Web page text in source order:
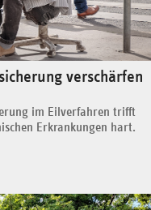
verschärfen
im Eilverfahren trifft
Erkrankungen hart.